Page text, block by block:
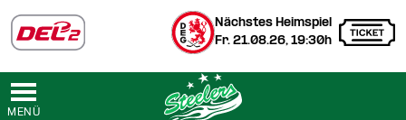
Nächstes Heimspiel
Fr. 21.08.26, 19:30h
MENÜ